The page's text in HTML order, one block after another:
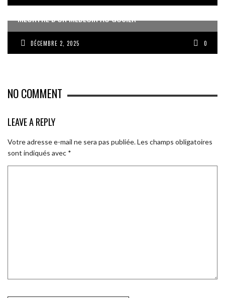
MEURTRE D’UN MÉDECIN AU GOSIER
DÉCEMBRE 2, 2025 0
NO COMMENT
LEAVE A REPLY
Votre adresse e-mail ne sera pas publiée.Les champs obligatoires
sont indiqués avec *